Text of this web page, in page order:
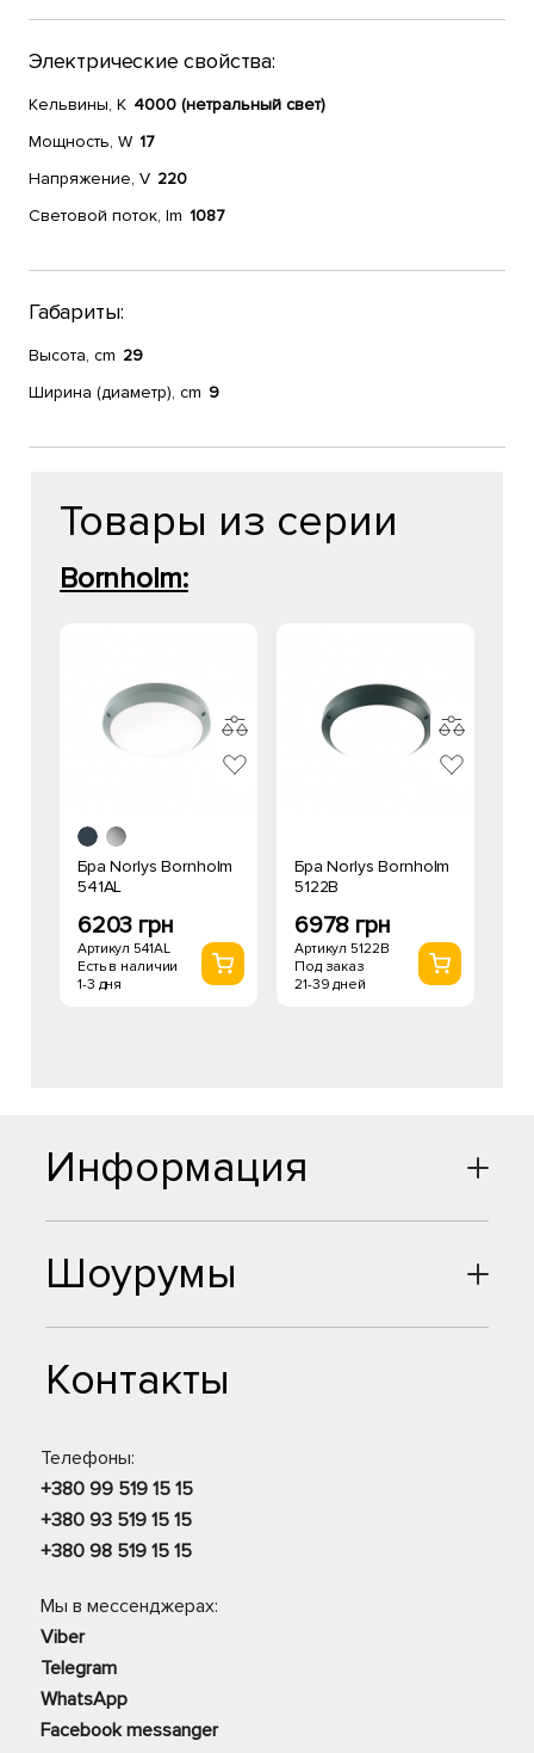
Электрические свойства:
Кельвины, К 4000 (нетральный свет)
Мощность, W 17
Напряжение, V 220
Световой поток, lm 1087
Габариты:
Высота, cm 29
Ширина (диаметр), cm 9
Товары из серии
Bornholm:
Бра Norlys Bornholm
541AL
6203 грн
Артикул 541AL
Есть в наличии
1-3 дня
Бра Norlys Bornholm
5122B
6978 грн
Артикул 5122B
Под заказ
21-39 дней
Шоурумы
Контакты
Телефоны:
+380 99 519 15 15
+380 93 519 15 15
+380 98 519 15 15
Мы в мессенджерах:
Viber
Telegram
WhatsApp
Facebook messanger
Информация